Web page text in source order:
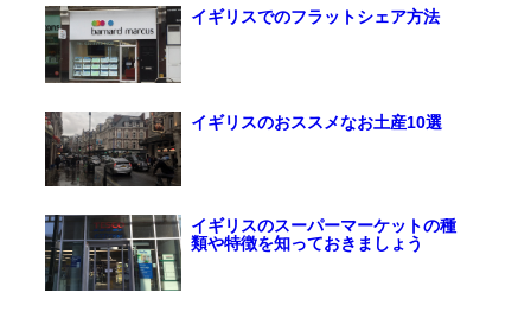
イギリスでのフラットシェア方法
イギリスのおススメなお土産10選
イギリスのスーパーマーケットの種
類や特徴を知っておきましょう